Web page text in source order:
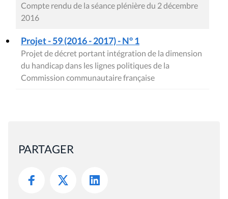
Compte rendu de la séance plénière du 2 décembre
2016
Projet - 59 (2016 - 2017) - N° 1
Projet de décret portant intégration de la dimension
du handicap dans les lignes politiques de la
Commission communautaire française
PARTAGER